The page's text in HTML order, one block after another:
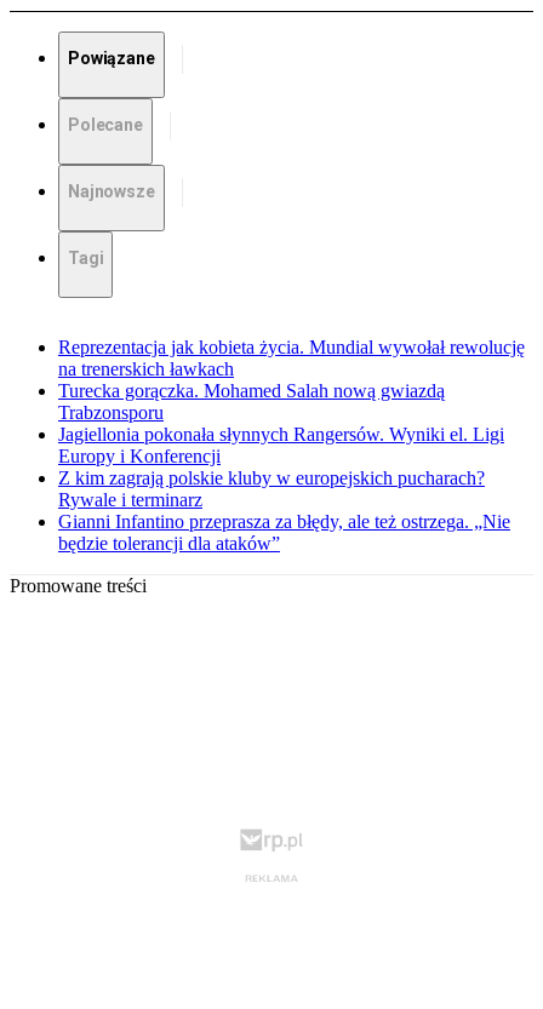
Powiązane
Polecane
Najnowsze
Tagi
Reprezentacja jak kobieta życia. Mundial wywołał rewolucję
na trenerskich ławkach
Turecka gorączka. Mohamed Salah nową gwiazdą
Trabzonsporu
Jagiellonia pokonała słynnych Rangersów. Wyniki el. Ligi
Europy i Konferencji
Z kim zagrają polskie kluby w europejskich pucharach?
Rywale i terminarz
Gianni Infantino przeprasza za błędy, ale też ostrzega. „Nie
będzie tolerancji dla ataków”
Promowane treści